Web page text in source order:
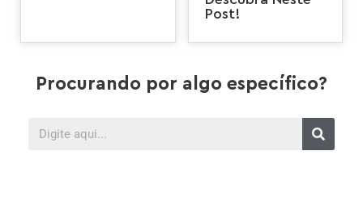
Post!
Procurando por algo específico?